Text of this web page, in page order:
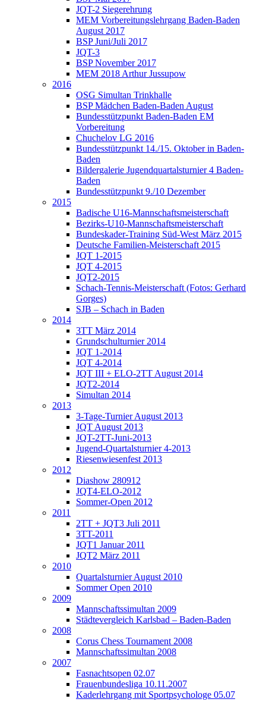
JQT-2 Siegerehrung
MEM Vorbereitungslehrgang Baden-Baden
August 2017
BSP Juni/Juli 2017
JQT-3
BSP November 2017
MEM 2018 Arthur Jussupow
2016
OSG Simultan Trinkhalle
BSP Mädchen Baden-Baden August
Bundesstützpunkt Baden-Baden EM
Vorbereitung
Chuchelov LG 2016
Bundesstützpunkt 14./15. Oktober in Baden-
Baden
Bildergalerie Jugendquartalsturnier 4 Baden-
Baden
Bundesstützpunkt 9./10 Dezember
2015
Badische U16-Mannschaftsmeisterschaft
Bezirks-U10-Mannschaftsmeisterschaft
Bundeskader-Training Süd-West März 2015
Deutsche Familien-Meisterschaft 2015
JQT 1-2015
JQT 4-2015
JQT2-2015
Schach-Tennis-Meisterschaft (Fotos: Gerhard
Gorges)
SJB – Schach in Baden
2014
3TT März 2014
Grundschulturnier 2014
JQT 1-2014
JQT 4-2014
JQT III + ELO-2TT August 2014
JQT2-2014
Simultan 2014
2013
3-Tage-Turnier August 2013
JQT August 2013
JQT-2TT-Juni-2013
Jugend-Quartalsturnier 4-2013
Riesenwiesenfest 2013
2012
Diashow 280912
JQT4-ELO-2012
Sommer-Open 2012
2011
2TT + JQT3 Juli 2011
3TT-2011
JQT1 Januar 2011
JQT2 März 2011
2010
Quartalsturnier August 2010
Sommer Open 2010
2009
Mannschaftssimultan 2009
Städtevergleich Karlsbad – Baden-Baden
2008
Corus Chess Tournament 2008
Mannschaftssimultan 2008
2007
Fasnachtsopen 02.07
Frauenbundesliga 10.11.2007
Kaderlehrgang mit Sportpsychologe 05.07